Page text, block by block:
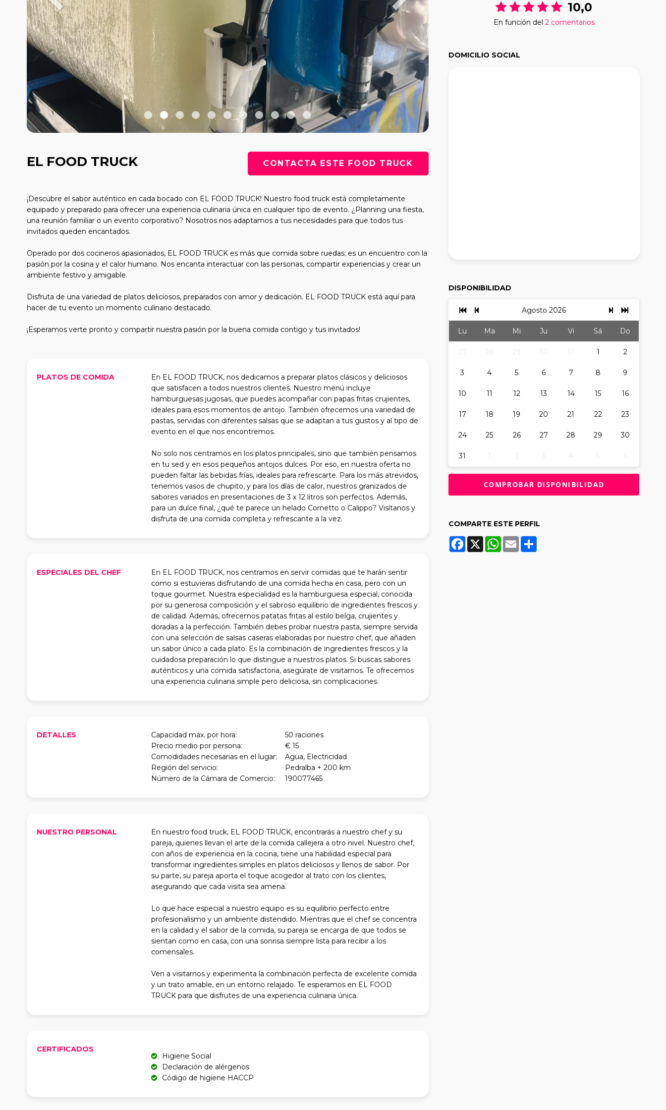
EL FOOD TRUCK CONTACTA ESTE FOOD TRUCK
¡Descubre el sabor auténtico en cada bocado con EL FOOD TRUCK! Nuestro food truck está completamente
equipado y preparado para ofrecer una experiencia culinaria única en cualquier tipo de evento. ¿Planning una fiesta,
una reunión familiar o un evento corporativo? Nosotros nos adaptamos a tus necesidades para que todos tus
invitados queden encantados.
Operado por dos cocineros apasionados, EL FOOD TRUCK es más que comida sobre ruedas; es un encuentro con la
pasión por la cosina y el calor humano. Nos encanta interactuar con las personas, compartir experiencias y crear un
ambiente festivo y amigable.
Disfruta de una variedad de platos deliciosos, preparados con amor y dedicación. EL FOOD TRUCK está aquí para
hacer de tu evento un momento culinario destacado.
¡Esperamos verte pronto y compartir nuestra pasión por la buena comida contigo y tus invitados!
PLATOS DE COMIDA
En EL FOOD TRUCK, nos dedicamos a preparar platos clásicos y deliciosos
que satisfacen a todos nuestros clientes. Nuestro menú incluye
hamburguesas jugosas, que puedes acompañar con papas fritas crujientes,
ideales para esos momentos de antojo. También ofrecemos una variedad de
pastas, servidas con diferentes salsas que se adaptan a tus gustos y al tipo de
evento en el que nos encontremos.
No solo nos centramos en los platos principales, sino que también pensamos
en tu sed y en esos pequeños antojos dulces. Por eso, en nuestra oferta no
pueden faltar las bebidas frías, ideales para refrescarte. Para los más atrevidos,
tenemos vasos de chupito, y para los días de calor, nuestros granizados de
sabores variados en presentaciones de 3 x 12 litros son perfectos. Además,
para un dulce final, ¿qué te parece un helado Cornetto o Calippo? Visítanos y
disfruta de una comida completa y refrescante a la vez.
ESPECIALES DEL CHEF
En EL FOOD TRUCK, nos centramos en servir comidas que te harán sentir
como si estuvieras disfrutando de una comida hecha en casa, pero con un
toque gourmet. Nuestra especialidad es la hamburguesa especial, conocida
por su generosa composición y el sabroso equilibrio de ingredientes frescos y
de calidad. Además, ofrecemos patatas fritas al estilo belga, crujientes y
doradas a la perfección. También debes probar nuestra pasta, siempre servida
con una selección de salsas caseras elaboradas por nuestro chef, que añaden
un sabor único a cada plato. Es la combinación de ingredientes frescos y la
cuidadosa preparación lo que distingue a nuestros platos. Si buscas sabores
auténticos y una comida satisfactoria, asegúrate de visitarnos. Te ofrecemos
una experiencia culinaria simple pero deliciosa, sin complicaciones.
DETALLES Capacidad máx. por hora:
50 raciones
Precio medio por persona:
€ 15
Comodidades necesarias en el lugar:
Agua, Electricidad
Región del servicio:
Pedralba + 200 km
Número de la Cámara de Comercio:
190077465
NUESTRO PERSONAL
En nuestro food truck, EL FOOD TRUCK, encontrarás a nuestro chef y su
pareja, quienes llevan el arte de la comida callejera a otro nivel. Nuestro chef,
con años de experiencia en la cocina, tiene una habilidad especial para
transformar ingredientes simples en platos deliciosos y llenos de sabor. Por
su parte, su pareja aporta el toque acogedor al trato con los clientes,
asegurando que cada visita sea amena.
Lo que hace especial a nuestro equipo es su equilibrio perfecto entre
profesionalismo y un ambiente distendido. Mientras que el chef se concentra
en la calidad y el sabor de la comida, su pareja se encarga de que todos se
sientan como en casa, con una sonrisa siempre lista para recibir a los
comensales.
Ven a visitarnos y experimenta la combinación perfecta de excelente comida
y un trato amable, en un entorno relajado. Te esperamos en EL FOOD
TRUCK para que disfrutes de una experiencia culinaria única.
CERTIFICADOS
Higiene Social
Declaración de alérgenos
Código de higiene HACCP
10,0
En función del 2 comentarios
DOMICILIO SOCIAL
DISPONIBILIDAD
Agosto 2026
Lu Ma Mi Ju Vi Sá Do
1 2
3 4 5 6 7 8 9
10 11 12 13 14 15 16
17 18 19 20 21 22 23
24 25 26 27 28 29 30
31
COMPARTE ESTE PERFIL
Facebook
X WhatsApp
EmailShare